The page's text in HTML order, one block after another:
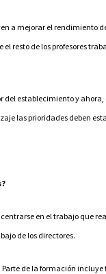
a mejorar el rendimiento
resto de los profesores
establecimiento y
las prioridades deben
en el trabajo que
de los directores.
de la formación incluye